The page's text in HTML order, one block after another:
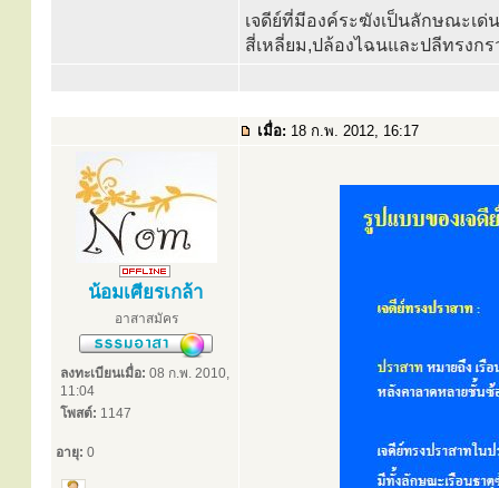
เจดีย์ที่มีองค์ระฆังเป็นลักษณะเด่
สี่เหลี่ยม,ปล้องไฉนและปลีทรงก
เมื่อ: 18 ก.พ. 2012, 16:17
น้อมเศียรเกล้า
อาสาสมัคร
ลงทะเบียนเมื่อ: 08 ก.พ. 2010,
11:04
โพสต์: 1147
อายุ: 0